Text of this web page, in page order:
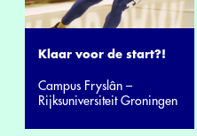
Klaar voor de start?!
Campus Fryslân –
Rijksuniversiteit Groningen